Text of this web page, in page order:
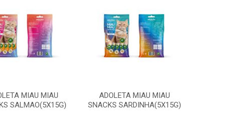
MIAU MIAU
SALMAO(5X15G)
ADOLETA MIAU MIAU
SNACKS SARDINHA(5X15G)